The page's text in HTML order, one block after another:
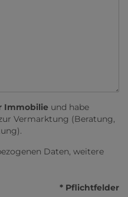
Immobilie und habe
Vermarktung (Beratung,
Daten, weitere
* Pflichtfelder